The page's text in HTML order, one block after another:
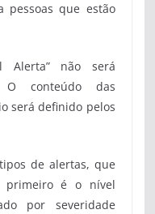
pessoas que estão
Alerta” não será
O conteúdo das
será definido pelos
de alertas, que
primeiro é o nível
por severidade